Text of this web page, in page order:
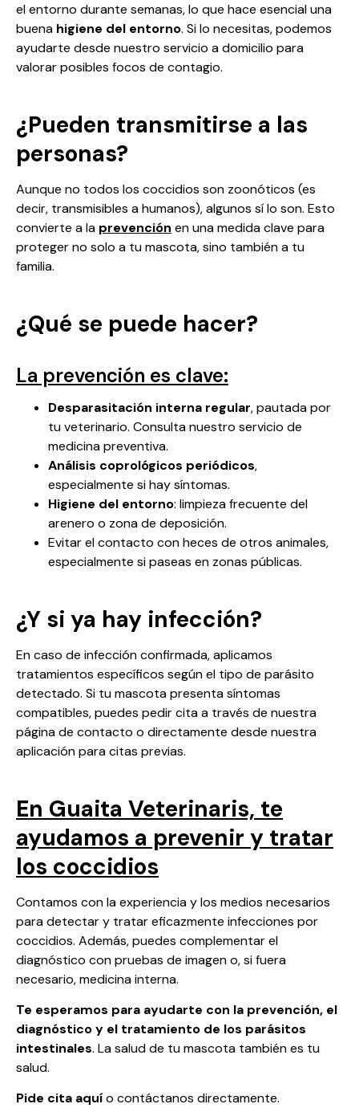
el entorno durante semanas, lo que hace esencial una
buena higiene del entorno. Si lo necesitas, podemos
ayudarte desde nuestro servicio a domicilio para
valorar posibles focos de contagio.
¿Pueden transmitirse a las
personas?
Aunque no todos los coccidios son zoonóticos (es
decir, transmisibles a humanos), algunos sí lo son. Esto
convierte a la prevención en una medida clave para
proteger no solo a tu mascota, sino también a tu
familia.
¿Qué se puede hacer?
La prevención es clave:
Desparasitación interna regular, pautada por
tu veterinario. Consulta nuestro servicio de
medicina preventiva.
Análisis coprológicos periódicos,
especialmente si hay síntomas.
Higiene del entorno: limpieza frecuente del
arenero o zona de deposición.
Evitar el contacto con heces de otros animales,
especialmente si paseas en zonas públicas.
¿Y si ya hay infección?
En caso de infección confirmada, aplicamos
tratamientos específicos según el tipo de parásito
detectado. Si tu mascota presenta síntomas
compatibles, puedes pedir cita a través de nuestra
página de contacto o directamente desde nuestra
aplicación para citas previas.
En Guaita Veterinaris, te
ayudamos a prevenir y tratar
los coccidios
Contamos con la experiencia y los medios necesarios
para detectar y tratar eficazmente infecciones por
coccidios. Además, puedes complementar el
diagnóstico con pruebas de imageno, si fuera
necesario,medicina interna.
Te esperamos para ayudarte con la prevención, el
diagnóstico y el tratamiento de los parásitos
intestinales. La salud de tu mascota también es tu
salud.
Pide cita aquío contáctanos directamente.